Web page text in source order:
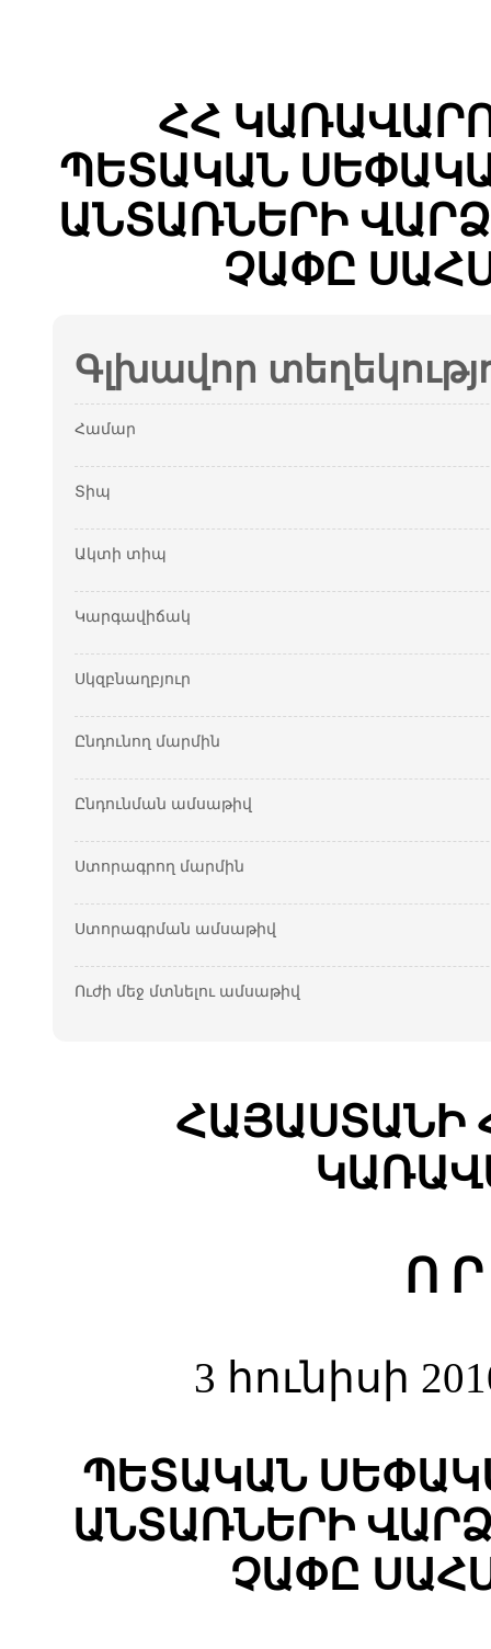
ՀՀ
ՊԵՏԱԿԱՆ
ԱՆՏԱՌՆԵՐԻ
ՉԱՓԸ
Գլխավոր
Համար
Տիպ
Ակտի տիպ
Կարգավիճակ
Սկզբնաղբյուր
Ընդունող մարմին
Ընդունման ամսաթիվ
Ստորագրող մարմին
Ստորագրման ամսաթիվ
Ուժի մեջ մտնելու ամսաթիվ
ՀԱՅԱՍՏԱՆԻ
Ո
3 հունիսի
ՊԵՏԱԿԱՆ
ԱՆՏԱՌՆԵՐԻ
ՉԱՓԸ